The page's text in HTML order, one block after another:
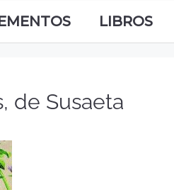
LIBROS
de Susaeta